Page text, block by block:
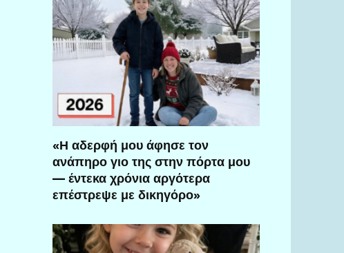
«Η αδερφή μου άφησε τον
ανάπηρο γιο της στην πόρτα μου
— έντεκα χρόνια αργότερα
επέστρεψε με δικηγόρο»